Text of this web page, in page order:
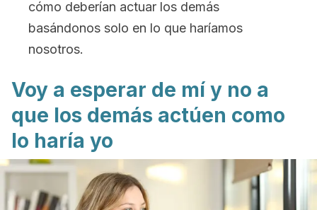
cómo deberían actuar los demás
basándonos solo en lo que haríamos
nosotros.
Voy a esperar de mí y no a
que los demás actúen como
lo haría yo